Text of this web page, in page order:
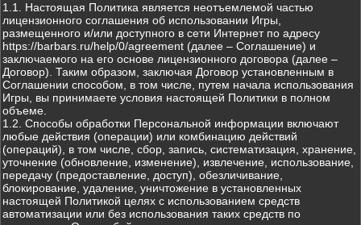
1.1. Настоящая Политика является неотъемлемой частью
лицензионного соглашения об использовании Игры,
размещенного и/или доступного в сети Интернет по адресу
https://barbars.ru/help/0/agreement (далее – Соглашение) и
заключаемого на его основе лицензионного договора (далее –
Договор). Таким образом, заключая Договор установленным в
Соглашении способом, в том числе, путем начала использования
Игры, вы принимаете условия настоящей Политики в полном
объеме.
1.2. Способы обработки Персональной информации включают
любые действия (операции) или комбинацию действий
(операций), в том числе, сбор, запись, систематизация, хранение,
уточнение (обновление, изменение), извлечение, использование,
передачу (предоставление, доступ), обезличивание,
блокирование, удаление, уничтожение в установленных
настоящей Политикой целях с использованием средств
автоматизации или без использования таких средств по